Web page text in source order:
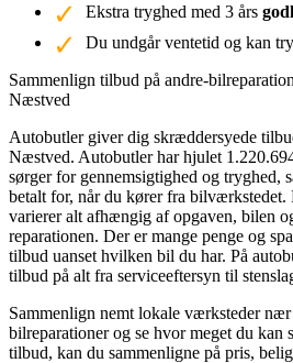
Ekstra tryghed med 3 års
Du undgår ventetid og kan
Sammenlign tilbud på andre-
Næstved
Autobutler giver dig skræddersyede
Næstved. Autobutler har hjulet
sørger for gennemsigtighed og tryghed,
betalt for, når du kører fra bilværkstedet.
varierer alt afhængig af opgaven, bilen
reparationen. Der er mange penge og
tilbud uanset hvilken bil du har. På
tilbud på alt fra serviceeftersyn til
Sammenlign nemt lokale værksteder
bilreparationer og se hvor meget du kan
tilbud, kan du sammenligne på pris,